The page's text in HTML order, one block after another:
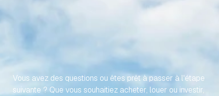
EFFORT
Vous avez des questions ou êtes prêt à passer à l'étape
suivante ? Que vous souhaitiez acheter, louer ou investir,